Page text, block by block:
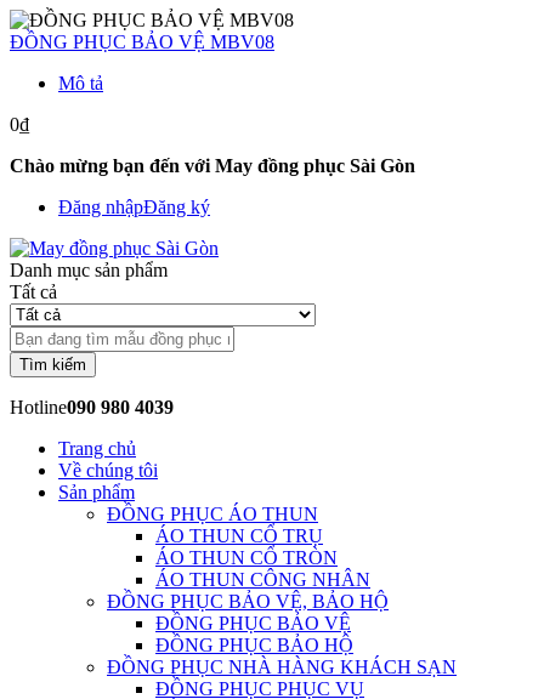
ĐỒNG PHỤC BẢO VỆ MBV08
Mô tả
0₫
Chào mừng bạn đến với May đồng phục Sài Gòn
Đăng nhậpĐăng ký
Danh mục sản phẩm
Tất cả
Tìm kiếm
Hotline090 980 4039
Trang chủ
Về chúng tôi
Sản phẩm
ĐỒNG PHỤC ÁO THUN
ÁO THUN CỔ TRỤ
ÁO THUN CỔ TRÒN
ÁO THUN CÔNG NHÂN
ĐỒNG PHỤC BẢO VỆ, BẢO HỘ
ĐỒNG PHỤC BẢO VỆ
ĐỒNG PHỤC BẢO HỘ
ĐỒNG PHỤC NHÀ HÀNG KHÁCH SẠN
ĐỒNG PHỤC PHỤC VỤ